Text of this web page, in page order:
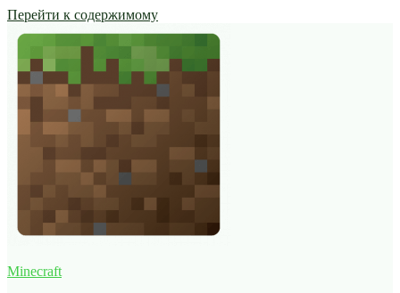
Перейти к содержимому
Minecraft